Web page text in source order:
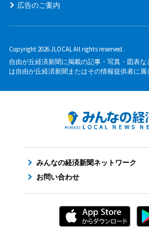
広告のご案内
Copyright 2026 JLOCAL All rights reserved.
自由が丘経済新聞に掲載の記事・写真・図表
は自由が丘経済新聞またはその情報提供者に属
みんなの経済新聞ネットワーク
お問い合わせ